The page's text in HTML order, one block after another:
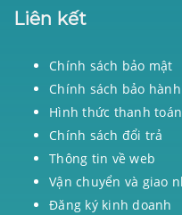
Liên kết
Chính sách bảo mật
Chính sách bảo hành
Hình thức thanh toán
Chính sách đổi trả
Thông tin về web
Vận chuyển và giao
Đăng ký kinh doanh